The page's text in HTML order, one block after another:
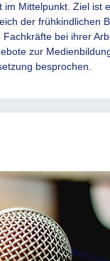
Mittelpunkt. Ziel ist
der frühkindlichen
bei ihrer
zur
besprochen.